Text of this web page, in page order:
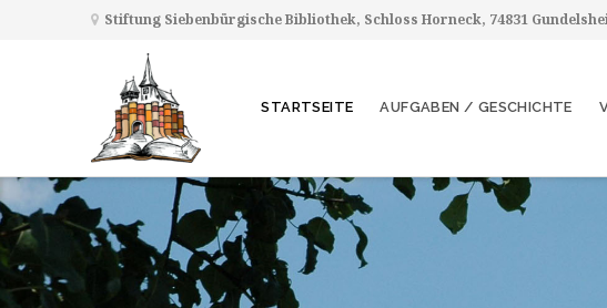
Stiftung Siebenbürgische Bibliothek, Schloss Horneck, 74831
STARTSEITE AUFGABEN / GESCHICHTE